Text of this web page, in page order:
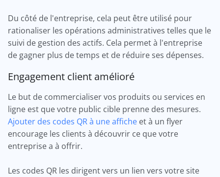
Du côté de l'entreprise, cela peut être utilisé pour
rationaliser les opérations administratives telles que le
suivi de gestion des actifs. Cela permet à l'entreprise
de gagner plus de temps et de réduire ses dépenses.
Engagement client amélioré
Le but de commercialiser vos produits ou services en
ligne est que votre public cible prenne des mesures.
Ajouter des codes QR à une affiche et à un flyer
encourage les clients à découvrir ce que votre
entreprise a à offrir.
Les codes QR les dirigent vers un lien vers votre site